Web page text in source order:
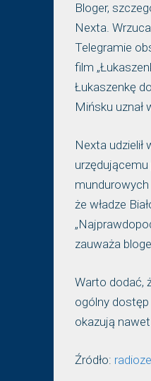
Bloger,
Nexta.
Telegramie
film
Łukaszenkę
Mińsku uznał
Nexta udzielił
mundurowych
że władze
zauważa
Warto dodać,
ogólny
okazują
Źródło: